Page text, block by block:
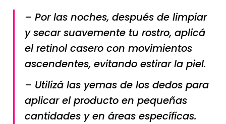
– Por las noches, después de limpiar
y secar suavemente tu rostro, aplicá
el retinol casero con movimientos
ascendentes, evitando estirar la piel.
– Utilizá las yemas de los dedos para
aplicar el producto en pequeñas
cantidades y en áreas específicas.